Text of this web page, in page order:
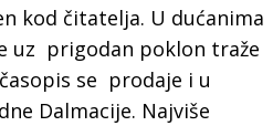
kod čitatelja. U dućanima
uz prigodan poklon traže
se prodaje i u
Dalmacije. Najviše